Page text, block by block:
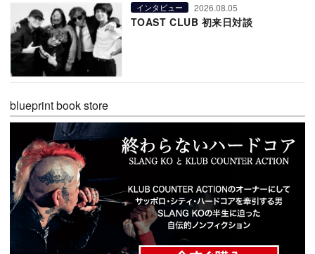
インタビュー 2026.08.05
TOAST CLUB 初来日対談
blueprint book store